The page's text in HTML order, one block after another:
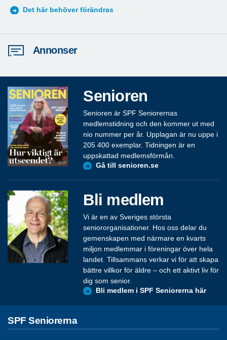
Det här behöver förändras
Annonser
Senioren
Senioren är SPF Seniorernas
medlemstidning och den kommer ut med
nio nummer per år. Upplagan är nu uppe i
205 400 exemplar. Tidningen är en
uppskattad medlemsförmån.
Gå till senioren.se
Bli medlem
Vi är en av Sveriges största
seniororganisationer. Hos oss delar du
gemenskapen med närmare en kvarts
miljon medlemmar i föreningar över hela
landet. Tillsammans verkar vi för att skapa
bättre villkor för äldre – och ett aktivt liv för
dig som senior.
Bli medlem i SPF Seniorerna här
SPF Seniorerna